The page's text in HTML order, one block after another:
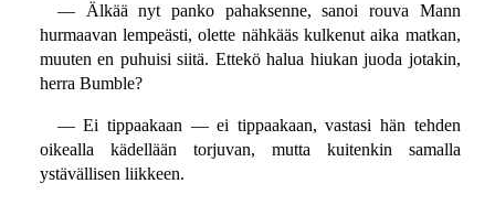
— Älkää nyt panko pahaksenne, sanoi rouva Mann
hurmaavan lempeästi, olette nähkääs kulkenut aika matkan,
muuten en puhuisi siitä. Ettekö halua hiukan juoda jotakin,
herra Bumble?
— Ei tippaakaan — ei tippaakaan, vastasi hän tehden
oikealla kädellään torjuvan, mutta kuitenkin samalla
ystävällisen liikkeen.